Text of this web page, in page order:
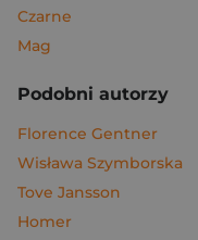
Czarne
Mag
Podobni autorzy
Florence Gentner
Wisława Szymborska
Tove Jansson
Homer